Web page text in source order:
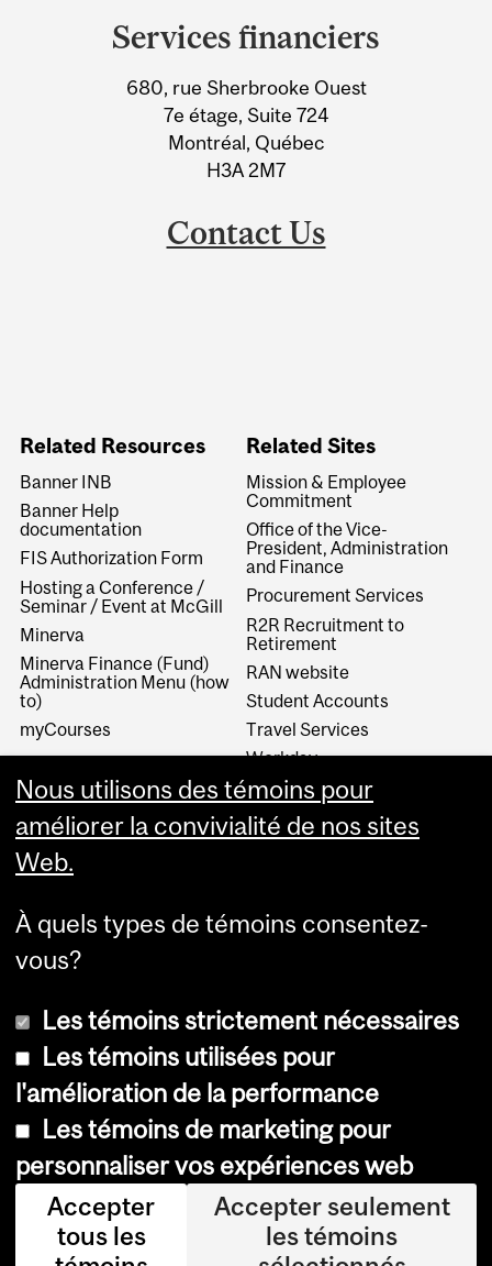
Information
Services financiers
680, rue Sherbrooke Ouest
7e étage, Suite 724
Montréal, Québec
H3A 2M7
Contact Us
Related Resources
Banner INB
Banner Help
documentation
FIS Authorization Form
Hosting a Conference /
Seminar / Event at McGill
Minerva
Minerva Finance (Fund)
Administration Menu (how
to)
myCourses
Related Sites
Mission & Employee
Commitment
Office of the Vice-
President, Administration
and Finance
Procurement Services
R2R Recruitment to
Retirement
RAN website
Student Accounts
Travel Services
Workday
Knowledge Base
Financial Services
Knowledge Base (FSKB)
Internal KB (Financial
Services Central Staff only)
© Université McGill, 2026
Accessibilité
Avis sur les témoins
Paramètres des témoins
Nous utilisons des témoins pour
améliorer la convivialité de nos sites
Web.
À quels types de témoins consentez-
vous?
Les témoins strictement nécessaires
Les témoins utilisées pour
l'amélioration de la performance
Les témoins de marketing pour
personnaliser vos expériences web
Accepter
tous les
Accepter seulement
les témoins